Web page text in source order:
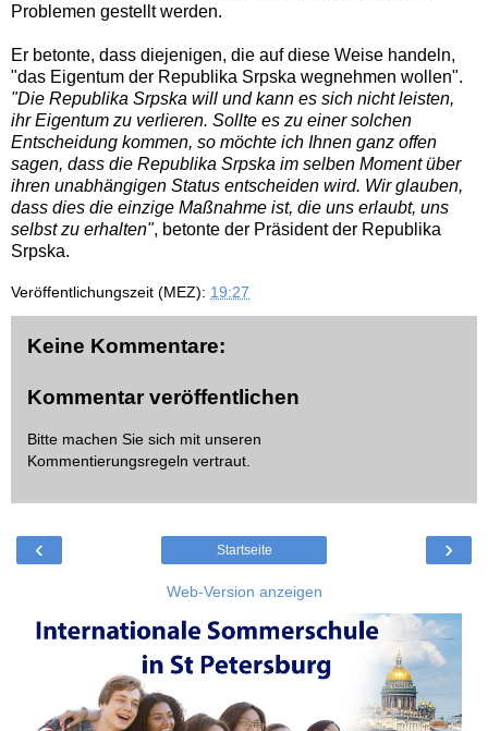
Problemen gestellt werden.
Er betonte, dass diejenigen, die auf diese Weise handeln,
"das Eigentum der Republika Srpska wegnehmen wollen".
"Die Republika Srpska will und kann es sich nicht leisten,
ihr Eigentum zu verlieren. Sollte es zu einer solchen
Entscheidung kommen, so möchte ich Ihnen ganz offen
sagen, dass die Republika Srpska im selben Moment über
ihren unabhängigen Status entscheiden wird. Wir glauben,
dass dies die einzige Maßnahme ist, die uns erlaubt, uns
selbst zu erhalten", betonte der Präsident der Republika
Srpska.
Veröffentlichungszeit (MEZ): 19:27
Keine Kommentare:
Kommentar veröffentlichen
Bitte machen Sie sich mit unseren
Kommentierungsregeln vertraut.
‹ ›
Startseite
Web-Version anzeigen